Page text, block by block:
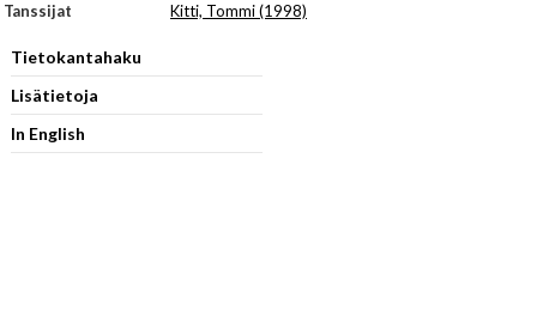
Tanssijat
Kitti, Tommi (1998)
Tietokantahaku
Lisätietoja
In English